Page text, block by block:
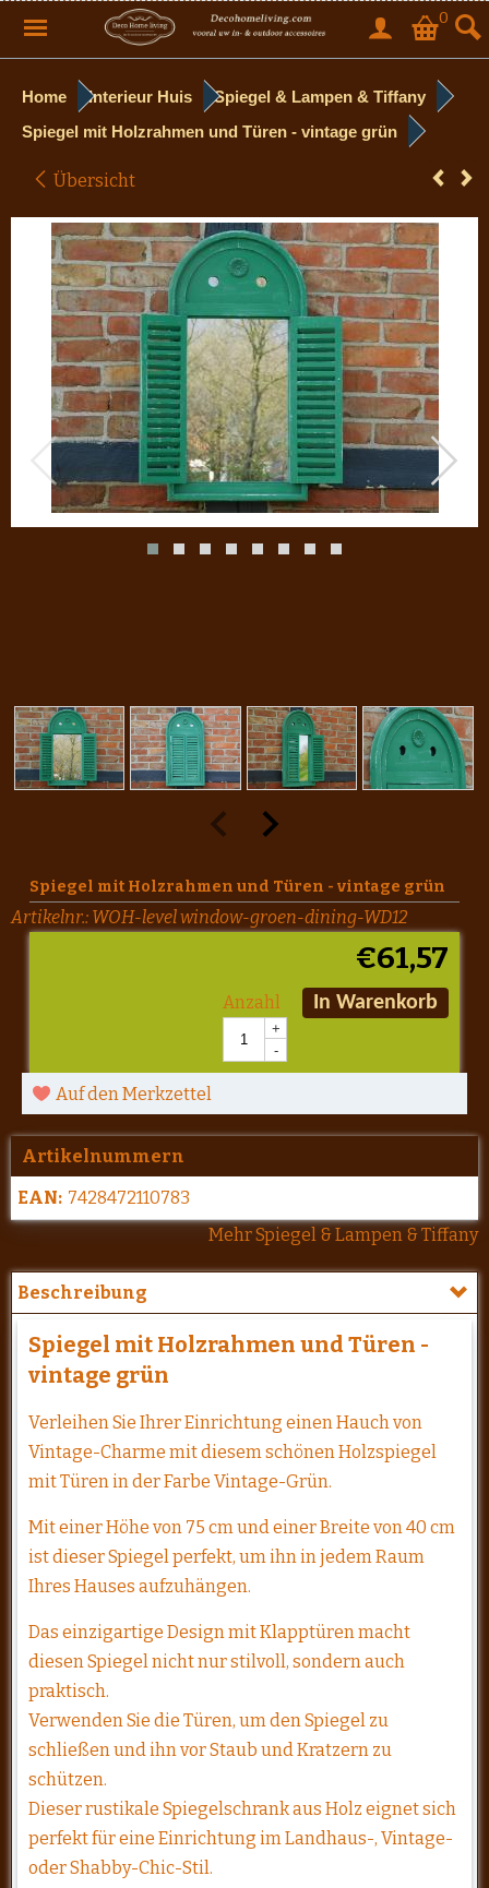
0
Home Interieur Huis
Spiegel & Lampen & Tiffany
Spiegel mit Holzrahmen und Türen - vintage grün
Übersicht
Spiegel mit Holzrahmen und Türen - vintage grün
Artikelnr.: WOH-level window-groen-dining-WD12
€61,57
Anzahl
+
-
In Warenkorb
Auf den Merkzettel
Artikelnummern
EAN: 7428472110783
Mehr Spiegel & Lampen & Tiffany
Beschreibung
Spiegel mit Holzrahmen und Türen -
vintage grün
Verleihen Sie Ihrer Einrichtung einen Hauch von
Vintage-Charme mit diesem schönen Holzspiegel
mit Türen in der Farbe Vintage-Grün.
Mit einer Höhe von 75 cm und einer Breite von 40 cm
ist dieser Spiegel perfekt, um ihn in jedem Raum
Ihres Hauses aufzuhängen.
Das einzigartige Design mit Klapptüren macht
diesen Spiegel nicht nur stilvoll, sondern auch
praktisch.
Verwenden Sie die Türen, um den Spiegel zu
schließen und ihn vor Staub und Kratzern zu
schützen.
Dieser rustikale Spiegelschrank aus Holz eignet sich
perfekt für eine Einrichtung im Landhaus-, Vintage-
oder Shabby-Chic-Stil.